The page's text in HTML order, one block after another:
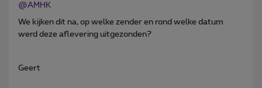
@AMHK
We kijken dit na, op welke zender en rond welke datum
werd deze aflevering uitgezonden?
Geert